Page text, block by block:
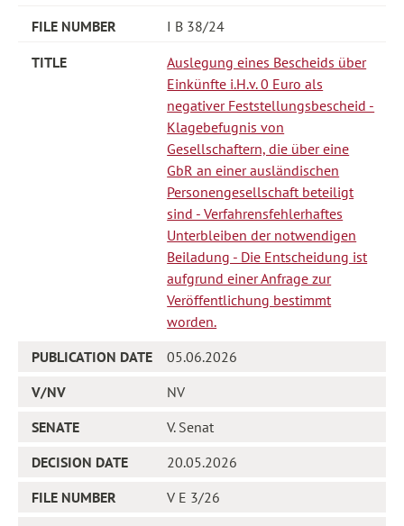
I B 38/24
Auslegung eines Bescheids über
Einkünfte i.H.v. 0 Euro als
negativer Feststellungsbescheid -
Klagebefugnis von
Gesellschaftern, die über eine
GbR an einer ausländischen
Personengesellschaft beteiligt
sind - Verfahrensfehlerhaftes
Unterbleiben der notwendigen
Beiladung - Die Entscheidung ist
aufgrund einer Anfrage zur
Veröffentlichung bestimmt
worden.
05.06.2026
NV
V. Senat
20.05.2026
V E 3/26